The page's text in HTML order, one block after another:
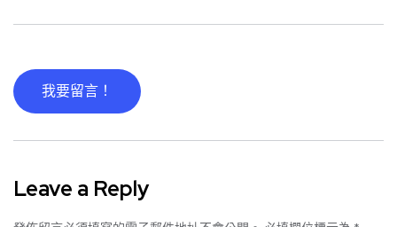
我要留言！
Leave a Reply